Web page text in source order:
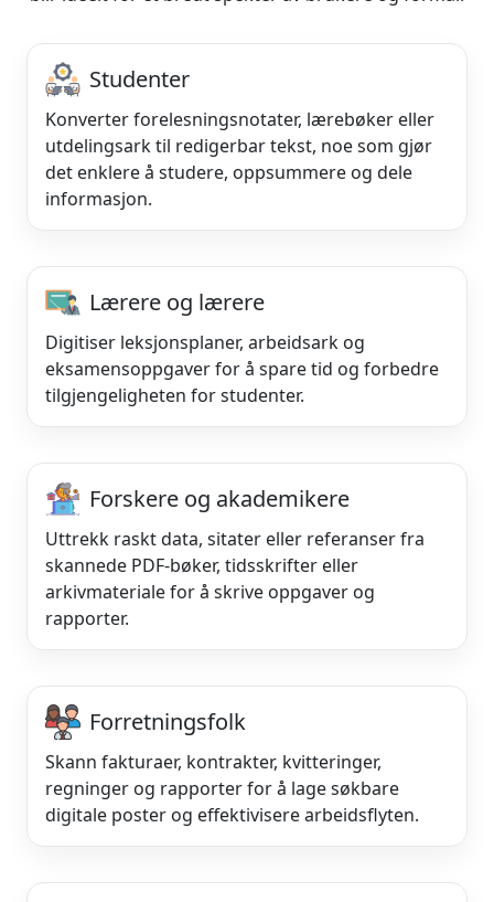
Studenter
Konverter forelesningsnotater, lærebøker eller
utdelingsark til redigerbar tekst, noe som gjør
det enklere å studere, oppsummere og dele
informasjon.
Lærere og lærere
Digitiser leksjonsplaner, arbeidsark og
eksamensoppgaver for å spare tid og forbedre
tilgjengeligheten for studenter.
Forskere og akademikere
Uttrekk raskt data, sitater eller referanser fra
skannede PDF-bøker, tidsskrifter eller
arkivmateriale for å skrive oppgaver og
rapporter.
Forretningsfolk
Skann fakturaer, kontrakter, kvitteringer,
regninger og rapporter for å lage søkbare
digitale poster og effektivisere arbeidsflyten.